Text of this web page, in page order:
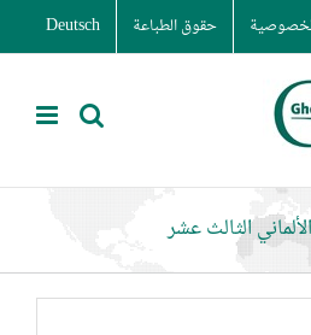
حقوق الطباعة Deutsch
الثالث عشر